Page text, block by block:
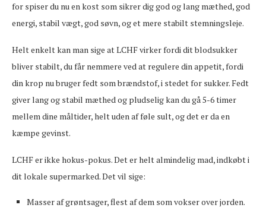
for spiser du nu en kost som sikrer dig god og lang mæthed, god
energi, stabil vægt, god søvn, og et mere stabilt stemningsleje.
Helt enkelt kan man sige at LCHF virker fordi dit blodsukker
bliver stabilt, du får nemmere ved at regulere din appetit, fordi
din krop nu bruger fedt som brændstof, i stedet for sukker. Fedt
giver lang og stabil mæthed og pludselig kan du gå 5-6 timer
mellem dine måltider, helt uden af føle sult, og det er da en
kæmpe gevinst.
LCHF er ikke hokus-pokus. Det er helt almindelig mad, indkøbt i
dit lokale supermarked. Det vil sige:
Masser af grøntsager, flest af dem som vokser over jorden.